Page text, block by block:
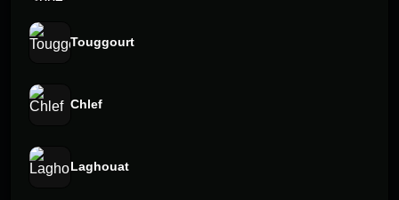
Touggourt
Chlef
Laghouat